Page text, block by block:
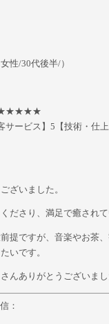
性/30代後半/）
5★★★★★
サービス】5【技術・仕
ざいました。
ださり、満足で癒されて
提ですが、音楽やお茶
いです。
んありがとうございまし
：